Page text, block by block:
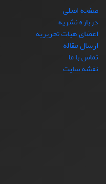
صفحه اصلی
درباره نشریه
اعضای هیات تحریریه
ارسال مقاله
تماس با ما
نقشه سایت